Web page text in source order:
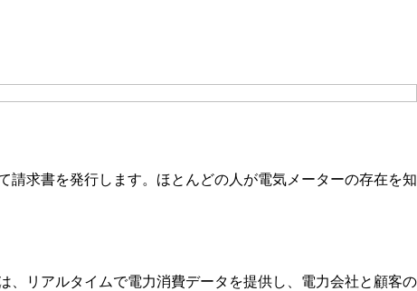
求書を発行します。ほとんどの人が電気メーターの存在を知
リアルタイムで電力消費データを提供し、電力会社と顧客の